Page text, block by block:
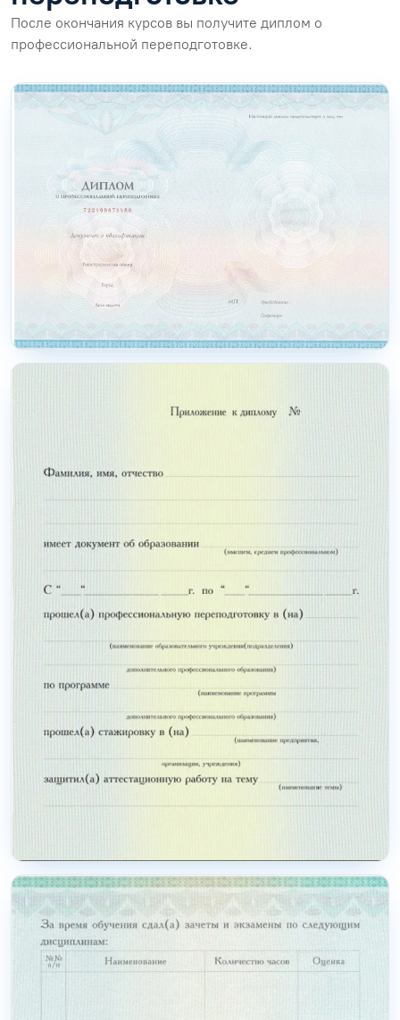
После окончания курсов вы получите диплом о
профессиональной переподготовке.